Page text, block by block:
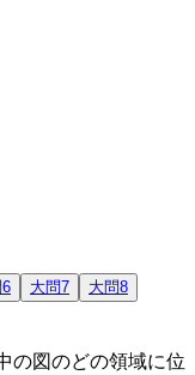
大問7
大問8
の図のどの領域に位